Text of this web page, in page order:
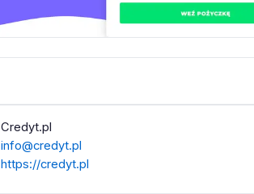
Credyt.pl
info@credyt.pl
https://credyt.pl